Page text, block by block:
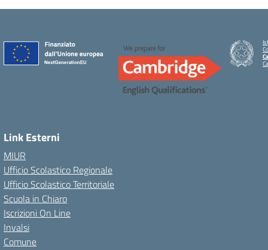
Link Esterni
MIUR
Ufficio Scolastico Regionale
Ufficio Scolastico Territoriale
Scuola in Chiaro
Iscrizioni On Line
Invalsi
Comune